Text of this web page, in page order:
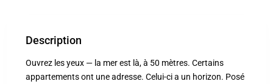
Description
Ouvrez les yeux — la mer est là, à 50 mètres. Certains
appartements ont une adresse. Celui-ci a un horizon. Posé